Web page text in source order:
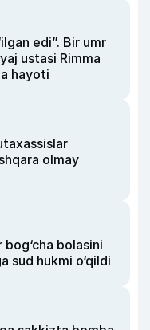
edi”. Bir umr
ustasi Rimma
hayoti
olmay
bolasini
sud hukmi o‘qildi